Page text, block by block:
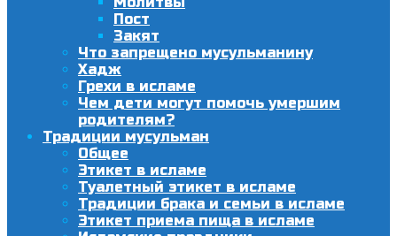
Пост
Закят
Что запрещено мусульманину
Хадж
Грехи в исламе
Чем дети могут помочь умершим
родителям?
Традиции мусульман
Общее
Этикет в исламе
Туалетный этикет в исламе
Традиции брака и семьи в исламе
Этикет приема пища в исламе